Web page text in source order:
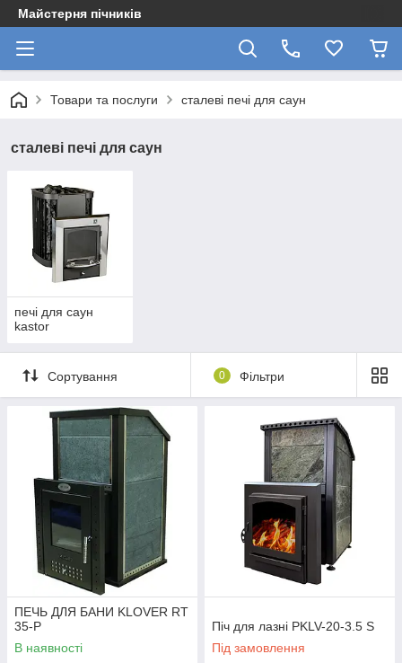
Майстерня пічників
Товари та послуги сталеві печі для саун
сталеві печі для саун
печі для саун
kastor
Сортування 0 Фільтри
ПЕЧЬ ДЛЯ БАНИ KLOVER RT
35-P
В наявності
Піч для лазні PKLV-20-3.5 S
Під замовлення